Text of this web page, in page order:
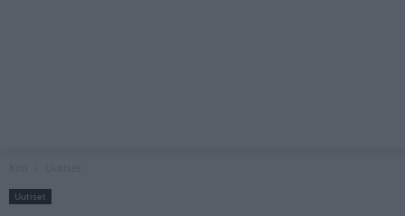
Uutiset